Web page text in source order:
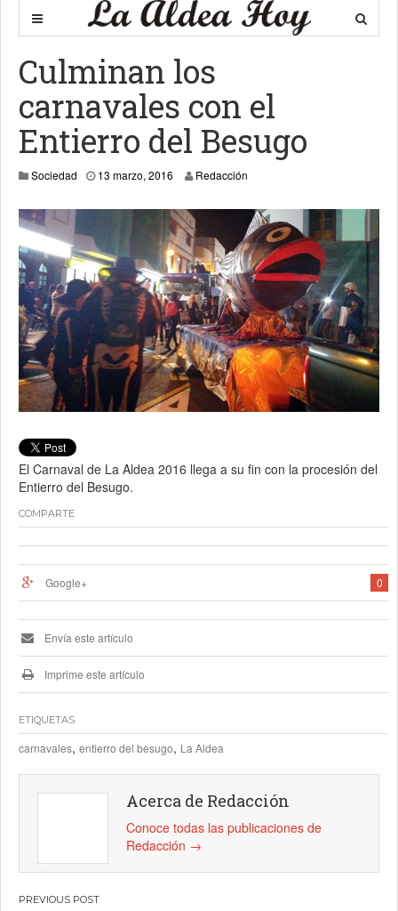
Culminan los
carnavales con el
Entierro del Besugo
Sociedad 13 marzo, 2016 Redacción
El Carnaval de La Aldea 2016 llega a su fin con la procesión del
Entierro del Besugo.
COMPARTE
0
Google+
Envía este artículo
Imprime este artículo
ETIQUETAS
carnavales, entierro del besugo, La Aldea
Acerca de Redacción
Conoce todas las publicaciones de
Redacción →